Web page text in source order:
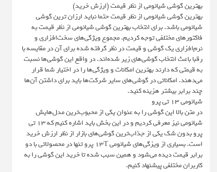
بهترین گوشی شیائومی از نظر قیمت (ارزش خرید)
بهترین گوشی شیائومی از نظر قیمت حتما نباید ارزان‌ ترین گوشی
شیائومی باشد. برای انتخاب بهترین گوشی شیائومی از نظر قیمت به
فاکتورهای مختلفی توجه کردیم. مجموع ویژگی‌های سخت‌افزاری و
نرم‌افزاری یک گوشی و قیمت در نظر گرفته شده برای آن در مقایسه با
رقبا باعث انتخاب گوشی‌های زیر شده‌اند. در واقع این گوشی‌ها نسبت
به قیمتی که دارند بهترین امکانات و ویژگی‌ها را در اختیار شما قرار
می‌دهند. امکاناتی در گوشی‌های سایر شرکت‌ها باید برای داشتن آن‌ها
چند برابر بیشتر هزینه کنید.
شیائومی 13 تی پرو
در متن بالا این گوشی را به عنوان یکی از محبوب‌ترین مدل‌هایش
شیائومی نیز معرفی کردیم و در این بخش باید اشاره کنیم که 13 تی
پرو بدون شک یکی از جذاب‌ترین گوشی‌های بازار از نظر ارزش خرید
است. بسیاری از ویزگی‌های شیائومی 13T پرو تنها در محصولاتی با دو
برابر قیمت دیده می‌شود و همین سبب شده تا خرید این گوشی را به
کاربران مختلفی پیشنهاد کنیم.